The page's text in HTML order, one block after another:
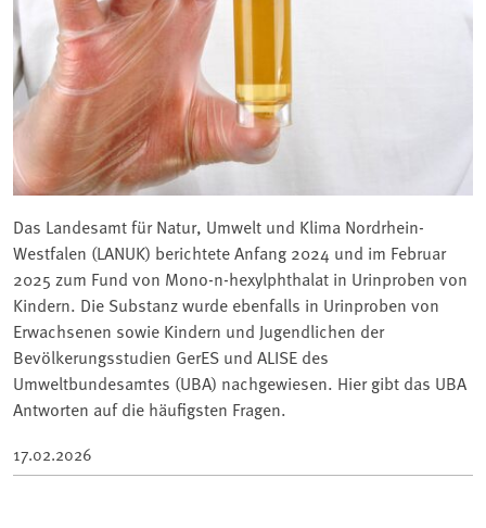
Das Landesamt für Natur, Umwelt und Klima Nordrhein-
Westfalen (LANUK) berichtete Anfang 2024 und im Februar
2025 zum Fund von Mono-n-hexylphthalat in Urinproben von
Kindern. Die Substanz wurde ebenfalls in Urinproben von
Erwachsenen sowie Kindern und Jugendlichen der
Bevölkerungsstudien GerES und ALISE des
Umweltbundesamtes (UBA) nachgewiesen. Hier gibt das UBA
Antworten auf die häufigsten Fragen.
17.02.2026